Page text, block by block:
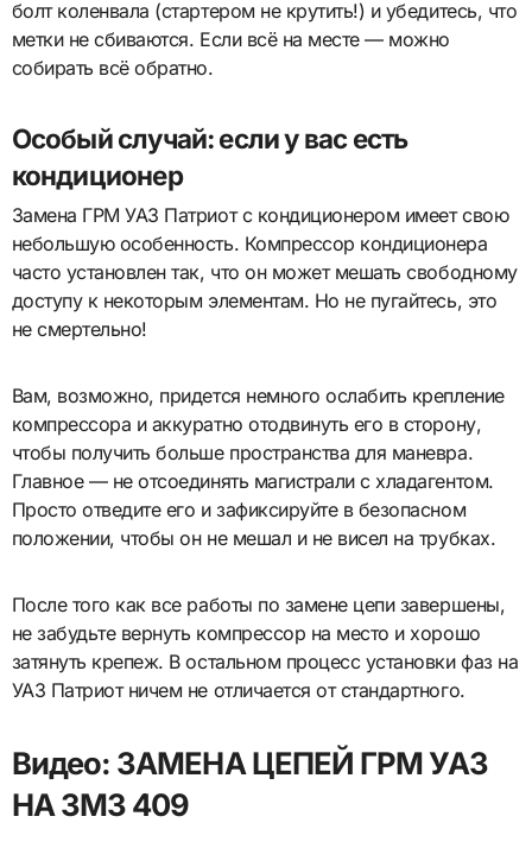
болт коленвала (стартером не крутить!) и убедитесь, что
метки не сбиваются. Если всё на месте — можно
собирать всё обратно.
Особый случай: если у вас есть
кондиционер
Замена ГРМ УАЗ Патриот с кондиционером имеет свою
небольшую особенность. Компрессор кондиционера
часто установлен так, что он может мешать свободному
доступу к некоторым элементам. Но не пугайтесь, это
не смертельно!
Вам, возможно, придется немного ослабить крепление
компрессора и аккуратно отодвинуть его в сторону,
чтобы получить больше пространства для маневра.
Главное — не отсоединять магистрали с хладагентом.
Просто отведите его и зафиксируйте в безопасном
положении, чтобы он не мешал и не висел на трубках.
После того как все работы по замене цепи завершены,
не забудьте вернуть компрессор на место и хорошо
затянуть крепеж. В остальном процесс установки фаз на
УАЗ Патриот ничем не отличается от стандартного.
Видео: ЗАМЕНА ЦЕПЕЙ ГРМ УАЗ
НА ЗМЗ 409